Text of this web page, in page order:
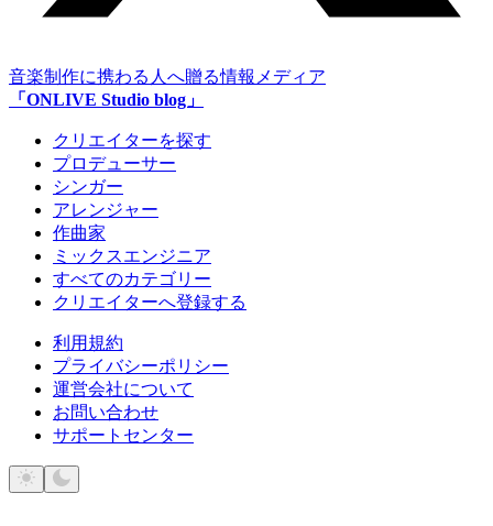
音楽制作に携わる人へ贈る情報メディア
「ONLIVE Studio blog」
クリエイターを探す
プロデューサー
シンガー
アレンジャー
作曲家
ミックスエンジニア
すべてのカテゴリー
クリエイターへ登録する
利用規約
プライバシーポリシー
運営会社について
お問い合わせ
サポートセンター